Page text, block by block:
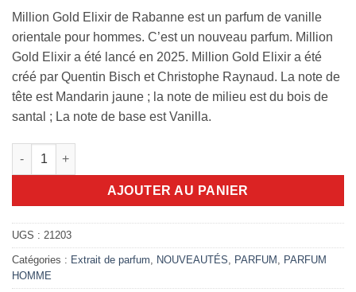
Million Gold Elixir de Rabanne est un parfum de vanille
orientale pour hommes. C’est un nouveau parfum. Million
Gold Elixir a été lancé en 2025. Million Gold Elixir a été
créé par Quentin Bisch et Christophe Raynaud. La note de
tête est Mandarin jaune ; la note de milieu est du bois de
santal ; La note de base est Vanilla.
quantité de Million Gold Elixir 100ml
AJOUTER AU PANIER
UGS : 21203
Catégories : Extrait de parfum NOUVEAUTÉS PARFUM
PARFUM
HOMME